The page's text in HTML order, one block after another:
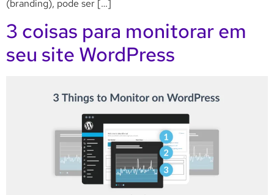
(branding), pode ser […]
3 coisas para monitorar em
seu site WordPress